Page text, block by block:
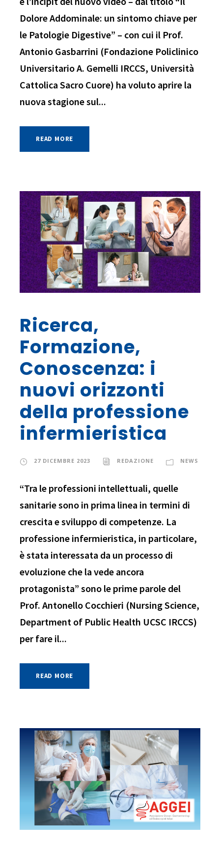
Dolore Addominale: un sintomo chiave per
le Patologie Digestive” – con cui il Prof.
Antonio Gasbarrini (Fondazione Policlinico
Universitario A. Gemelli IRCCS, Università
Cattolica Sacro Cuore) ha voluto aprire la
nuova stagione sul...
READ MORE
Ricerca,
Formazione,
Conoscenza: i
nuovi orizzonti
della professione
infermieristica
27 DICEMBRE 2023 REDAZIONE NEWS
“Tra le professioni intellettuali, quelle
sanitarie sono in prima linea in termini di
crescita e sviluppo di competenze. La
professione infermieristica, in particolare,
è stata interessata da un processo di
evoluzione che la vede ancora
protagonista” sono le prime parole del
Prof. Antonello Cocchieri (Nursing Science,
Department of Public Health UCSC IRCCS)
per fare il...
READ MORE